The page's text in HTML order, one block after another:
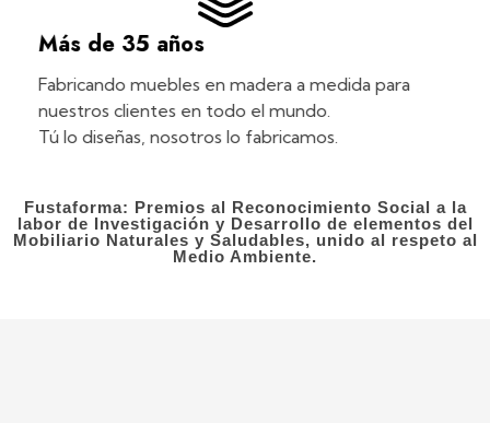
Más de 35 años
Fabricando muebles en madera a medida para
nuestros clientes en todo el mundo.
Tú lo diseñas, nosotros lo fabricamos.
Fustaforma: Premios al Reconocimiento Social a la
labor de Investigación y Desarrollo de elementos del
Mobiliario Naturales y Saludables, unido al respeto al
Medio Ambiente.